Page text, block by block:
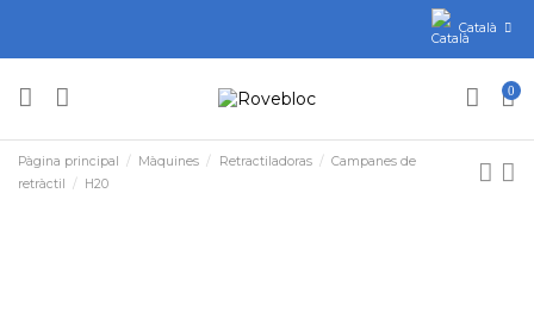
Català
0
Pàgina principal Màquines Retractiladoras
Campanes de
retràctil
H20